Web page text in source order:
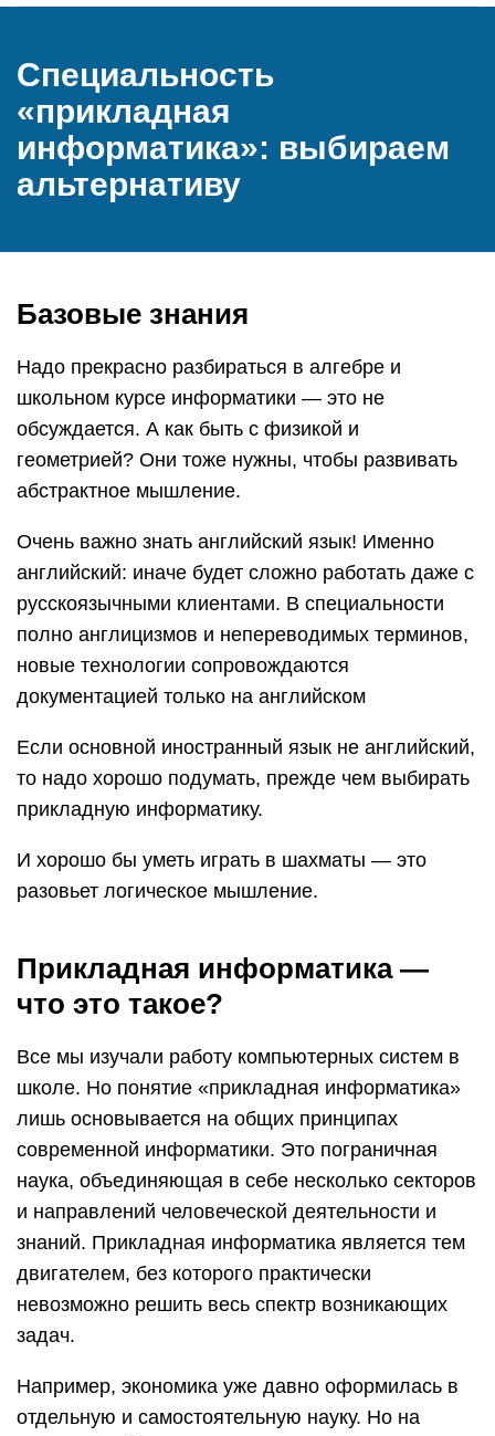
Специальность
«прикладная
информатика»: выбираем
альтернативу
Базовые знания
Надо прекрасно разбираться в алгебре и
школьном курсе информатики — это не
обсуждается. А как быть с физикой и
геометрией? Они тоже нужны, чтобы развивать
абстрактное мышление.
Очень важно знать английский язык! Именно
английский: иначе будет сложно работать даже с
русскоязычными клиентами. В специальности
полно англицизмов и непереводимых терминов,
новые технологии сопровождаются
документацией только на английском
Если основной иностранный язык не английский,
то надо хорошо подумать, прежде чем выбирать
прикладную информатику.
И хорошо бы уметь играть в шахматы — это
разовьет логическое мышление.
Прикладная информатика —
что это такое?
Все мы изучали работу компьютерных систем в
школе. Но понятие «прикладная информатика»
лишь основывается на общих принципах
современной информатики. Это пограничная
наука, объединяющая в себе несколько секторов
и направлений человеческой деятельности и
знаний. Прикладная информатика является тем
двигателем, без которого практически
невозможно решить весь спектр возникающих
задач.
Например, экономика уже давно оформилась в
отдельную и самостоятельную науку. Но на